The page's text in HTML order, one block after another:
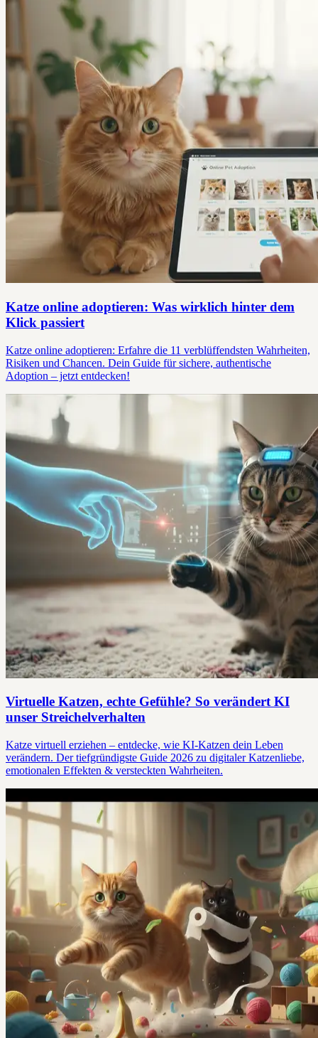
Katze online adoptieren: Was wirklich hinter dem
Klick passiert
Katze online adoptieren: Erfahre die 11 verblüffendsten Wahrheiten,
Risiken und Chancen. Dein Guide für sichere, authentische
Adoption – jetzt entdecken!
Virtuelle Katzen, echte Gefühle? So verändert KI
unser Streichelverhalten
Katze virtuell erziehen – entdecke, wie KI-Katzen dein Leben
verändern. Der tiefgründigste Guide 2026 zu digitaler Katzenliebe,
emotionalen Effekten & versteckten Wahrheiten.